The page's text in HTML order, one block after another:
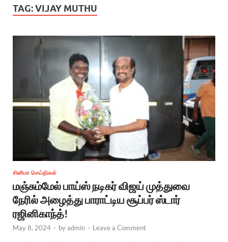
TAG:VIJAY MUTHU
சினிமா செய்திகள்
மஞ்சும்மேல் பாய்ஸ் நடிகர் விஜய் முத்துவை
நேரில் அழைத்து பாராட்டிய சூப்பர் ஸ்டார்
ரஜினிகாந்த்!
May 8, 2024 - byadmin - Leave a Comment